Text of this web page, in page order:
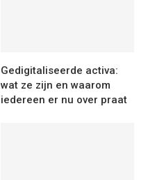
Gedigitaliseerde activa:
wat ze zijn en waarom
iedereen er nu over praat